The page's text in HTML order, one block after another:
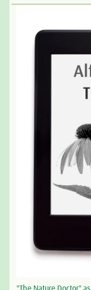
"The Nature Doctor"